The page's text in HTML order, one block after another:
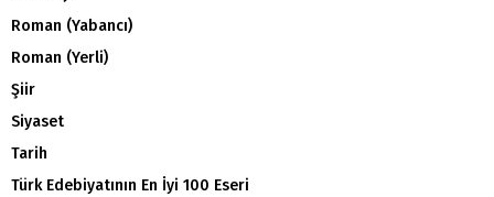
Roman (Yabancı)
Roman (Yerli)
Şiir
Siyaset
Tarih
Türk Edebiyatının En İyi 100 Eseri